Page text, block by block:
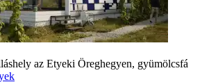
az Etyeki Öreghegyen, gyümölcsfá